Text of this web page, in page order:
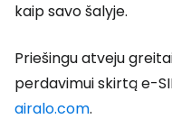
kaip savo šalyje.
Priešingu atveju
perdavimui skirtą e-
airalo.com.